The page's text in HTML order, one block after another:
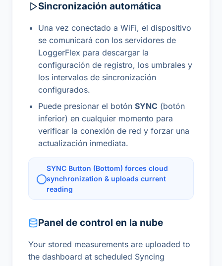
Sincronización automática
Una vez conectado a WiFi, el dispositivo
se comunicará con los servidores de
LoggerFlex para descargar la
configuración de registro, los umbrales y
los intervalos de sincronización
configurados.
Puede presionar el botón SYNC (botón
inferior) en cualquier momento para
verificar la conexión de red y forzar una
actualización inmediata.
SYNC Button (Bottom) forces cloud
synchronization & uploads current
reading
Panel de control en la nube
Your stored measurements are uploaded to
the dashboard at scheduled Syncing